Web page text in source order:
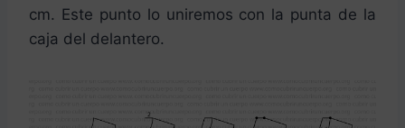
cm. Este punto lo uniremos con la punta de la
caja del delantero.